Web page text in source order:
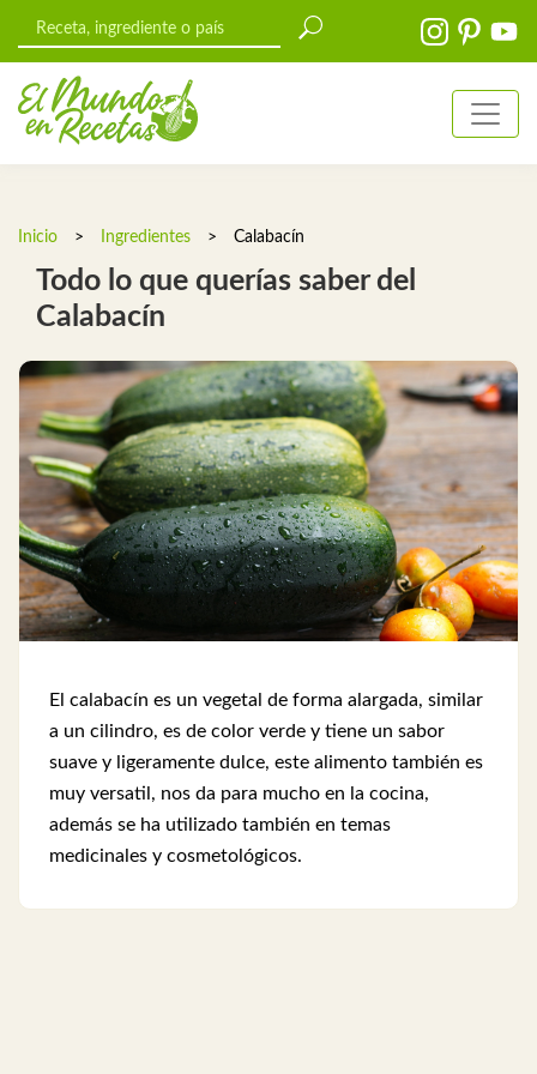
Inicio > Ingredientes > Calabacín
Todo lo que querías saber del
Calabacín
El calabacín es un vegetal de forma alargada, similar
a un cilindro, es de color verde y tiene un sabor
suave y ligeramente dulce, este alimento también es
muy versatil, nos da para mucho en la cocina,
además se ha utilizado también en temas
medicinales y cosmetológicos.